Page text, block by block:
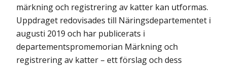
märkning och registrering av katter kan utformas.
Uppdraget redovisades till Näringsdepartementet i
augusti 2019 och har publicerats i
departementspromemorian Märkning och
registrering av katter – ett förslag och dess